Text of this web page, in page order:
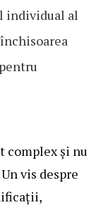
individual al
complex și nu
vis despre